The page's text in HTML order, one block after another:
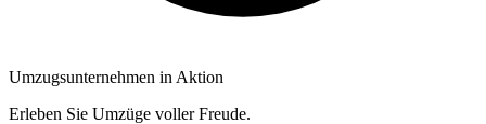
Umzugsunternehmen in Aktion
Erleben Sie Umzüge voller Freude.